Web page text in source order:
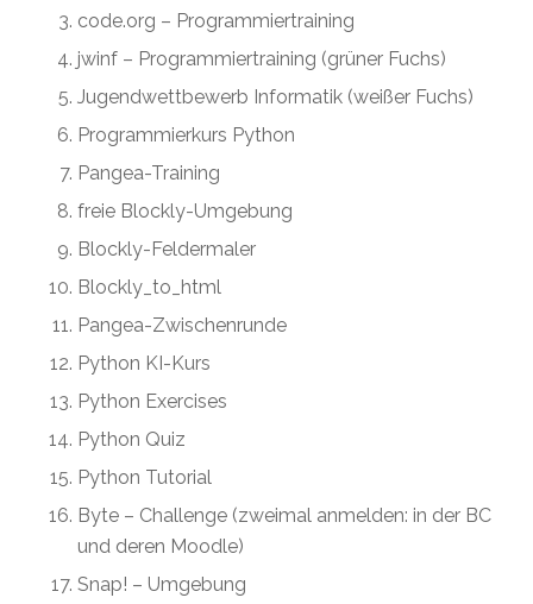
code.org – Programmiertraining
jwinf – Programmiertraining (grüner Fuchs)
Jugendwettbewerb Informatik(weißer Fuchs)
Programmierkurs Python
Pangea-Training
freie Blockly-Umgebung
Blockly-Feldermaler
Blockly_to_html
Pangea-Zwischenrunde
Python KI-Kurs
Python Exercises
Python Quiz
Python Tutorial
Byte – Challenge(zweimal anmelden: in der BC
und deren Moodle)
Snap! – Umgebung